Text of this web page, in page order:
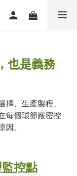
也是義務
、生產製程、
每個環節嚴密控
。
控點